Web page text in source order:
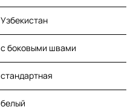
Узбекистан
с боковыми швами
стандартная
белый